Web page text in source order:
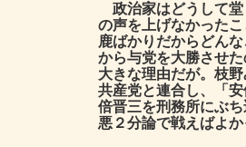
政治家はどうして堂
の声を上げなかった
鹿ばかりだからどん
から与党を大勝させ
大きな理由だが。枝
共産党と連合し、「
倍晋三を刑務所にぶ
悪２分論で戦えばよか